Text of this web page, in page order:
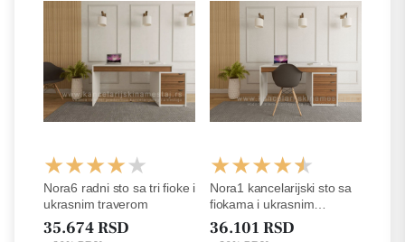
Nora6 radni sto sa tri fioke i
ukrasnim traverom
35.674 RSD
Nora1 kancelarijski sto sa
fiokama i ukrasnim
traverom
36.101 RSD